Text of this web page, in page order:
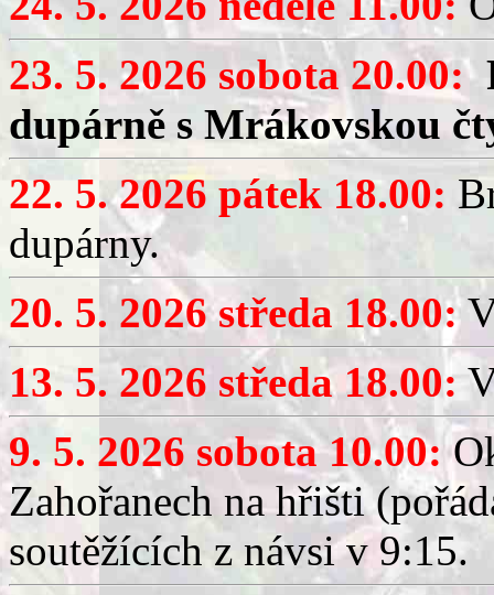
23. 5. 2026 sobota 20.00:
dupárně s Mrákovskou
22. 5. 2026 pátek 18.00:
dupárny.
20. 5. 2026 středa 18.00:
13. 5. 2026 středa 18.00:
9. 5. 2026 sobota 10.00:
Zahořanech na hřišti
soutěžících z návsi v 9:15.